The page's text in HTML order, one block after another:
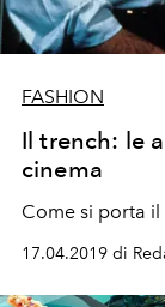
FASHION
Il trench: le
cinema
Come si porta
17.04.2019 di